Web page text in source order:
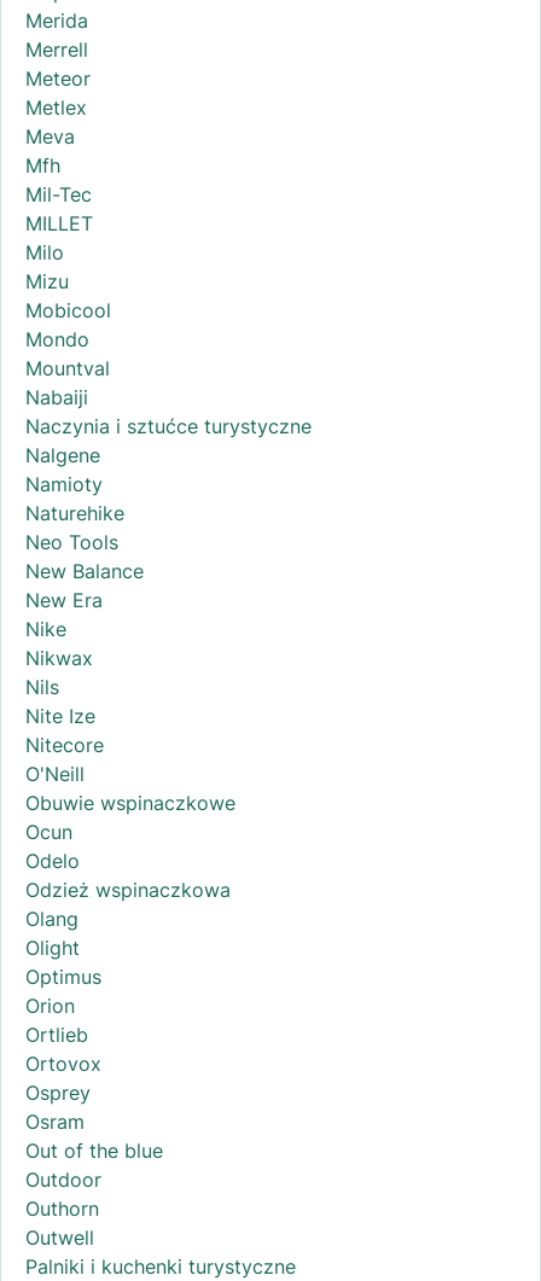
Merida
Merrell
Meteor
Metlex
Meva
Mfh
Mil-Tec
MILLET
Milo
Mizu
Mobicool
Mondo
Mountval
Nabaiji
Naczynia i sztućce turystyczne
Nalgene
Namioty
Naturehike
Neo Tools
New Balance
New Era
Nike
Nikwax
Nils
Nite Ize
Nitecore
O'Neill
Obuwie wspinaczkowe
Ocun
Odelo
Odzież wspinaczkowa
Olang
Olight
Optimus
Orion
Ortlieb
Ortovox
Osprey
Osram
Out of the blue
Outdoor
Outhorn
Outwell
Palniki i kuchenki turystyczne